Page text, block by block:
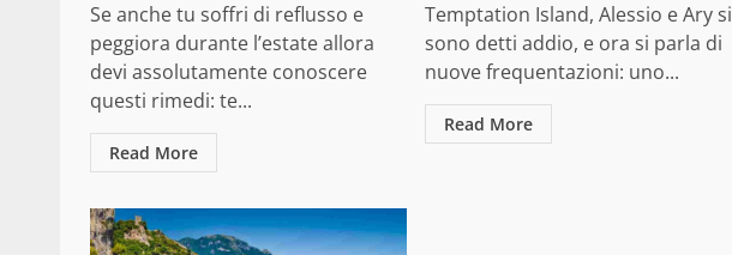
Se anche tu soffri di reflusso e
peggiora durante l’estate allora
devi assolutamente conoscere
questi rimedi: te...
Read More
Temptation Island, Alessio e Ary si
sono detti addio, e ora si parla di
nuove frequentazioni: uno...
Read More